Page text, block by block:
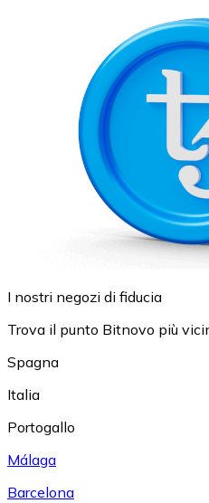
I nostri negozi di fiducia
Trova il punto Bitnovo più
Spagna
Italia
Portogallo
Málaga
Barcelona